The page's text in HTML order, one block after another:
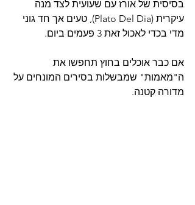
בסיסית של אורז עם שעועית לצד מנה
עיקרית (Plato Del Dia), טעים אך חד גוני
מדי בכדי לאכול זאת 3 פעמים ביום.
אם כבר אוכלים בחוץ תחפשו את
ה"מאמות" שמבשלות בסירים המונחים על
מדורה קטנה.